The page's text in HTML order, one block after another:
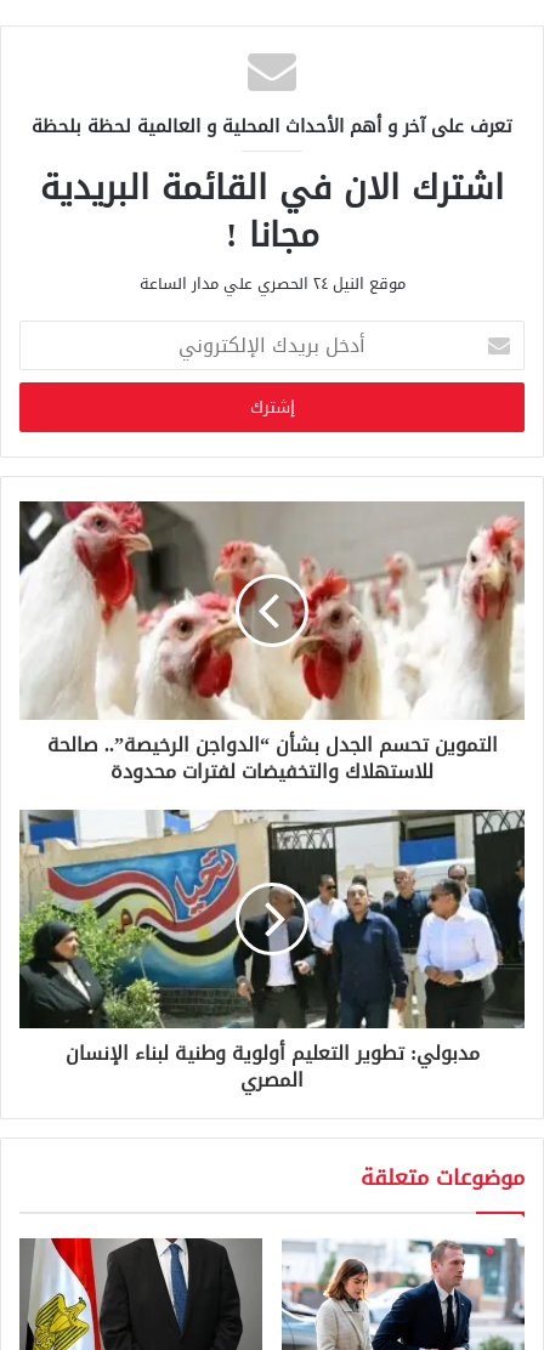
تعرف على آخر و أهم الأحداث المحلية و العالمية لحظة بلحظة
اشترك الان في القائمة البريدية
مجانا !
موقع النيل ٢٤ الحصري علي مدار الساعة
خ
ب
ر
ي
د
ك
ا
إ
ك
ت
ر
التموين تحسم الجدل بشأن “الدواجن الرخيصة”.. صالحة
للاستهلاك والتخفيضات لفترات محدودة
مدبولي: تطوير التعليم أولوية وطنية لبناء الإنسان
المصري
موضوعات متعلقة